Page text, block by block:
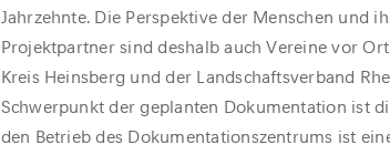
Jahrzehnte. Die Perspektive der Menschen und
Projektpartner sind deshalb auch Vereine vor
Kreis Heinsberg und der Landschaftsverband
Schwerpunkt der geplanten Dokumentation ist
den Betrieb des Dokumentationszentrums ist